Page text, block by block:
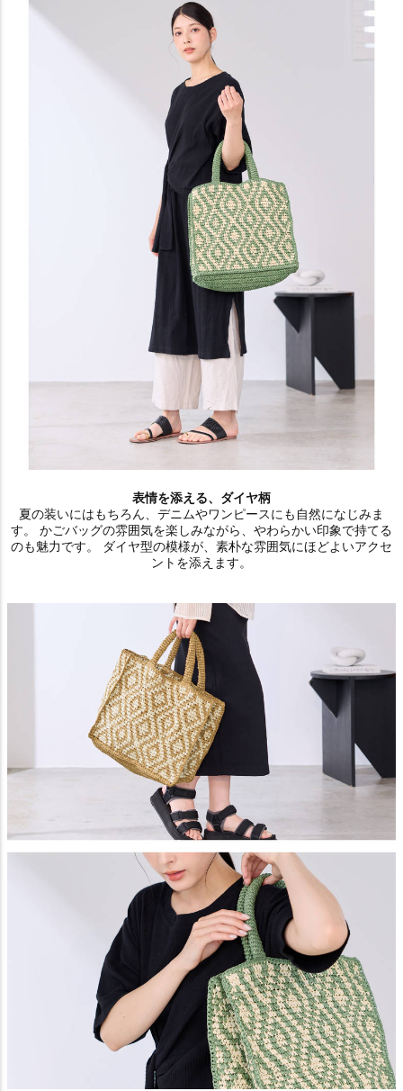
表情を添える、ダイヤ柄
夏の装いにはもちろん、デニムやワンピースにも自然になじみま
す。 かごバッグの雰囲気を楽しみながら、やわらかい印象で持てる
のも魅力です。 ダイヤ型の模様が、素朴な雰囲気にほどよいアクセ
ントを添えます。